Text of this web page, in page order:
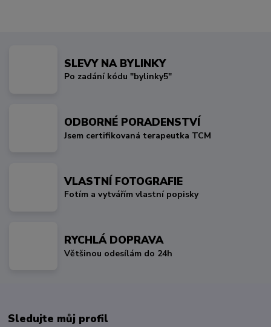
SLEVY NA BYLINKY
Po zadání kódu "bylinky5"
ODBORNÉ PORADENSTVÍ
Jsem certifikovaná terapeutka TCM
VLASTNÍ FOTOGRAFIE
Fotím a vytvářím vlastní popisky
RYCHLÁ DOPRAVA
Většinou odesílám do 24h
Sledujte můj profil